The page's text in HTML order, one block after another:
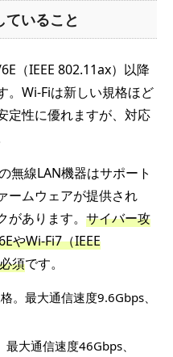
いること
（IEEE 802.11ax）以降
。Wi-Fiは新しい規格ほど
定性に優れますが、対応
無線LAN機器はサポート
ームウェアが提供され
あります。 サイバー攻
やWi-Fi7（IEEE
須です。
。最大通信速度9.6Gbps、
大通信速度46Gbps、